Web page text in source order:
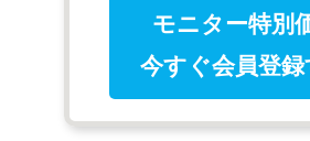
モニター特別
今すぐ会員登録